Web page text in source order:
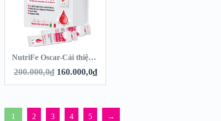
NutriFe Oscar-Cải thiện tình trạng thiếu máu, Tái tạo hồng cầu -Hộp 16 gói
200.000,0₫ 160.000,0₫
1 2 3 4 5 →